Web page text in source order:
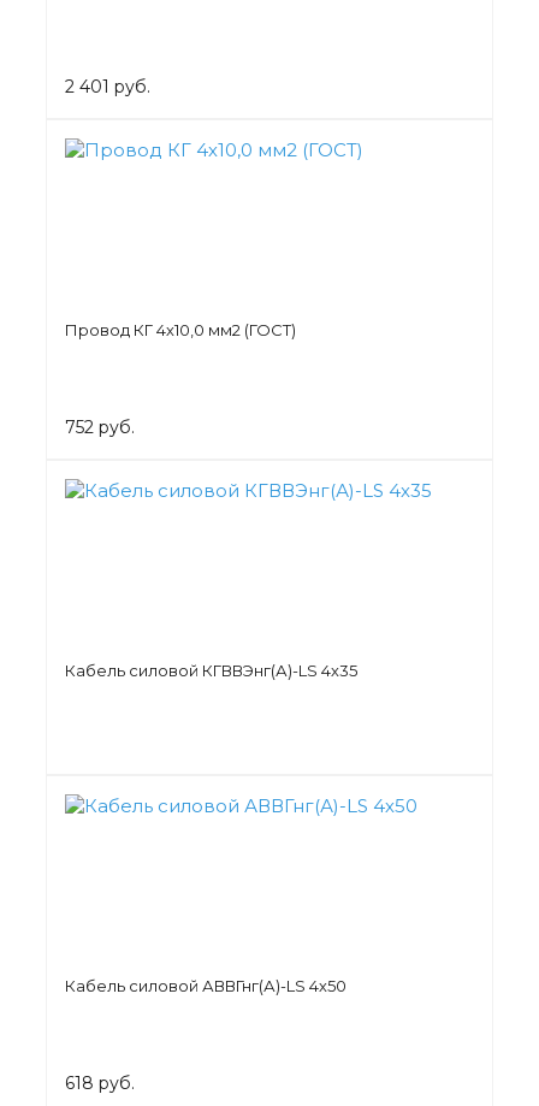
2 401 руб.
Провод КГ 4х10,0 мм2 (ГОСТ)
752 руб.
Кабель силовой КГВВЭнг(А)-LS 4х35
Кабель силовой АВВГнг(А)-LS 4х50
618 руб.